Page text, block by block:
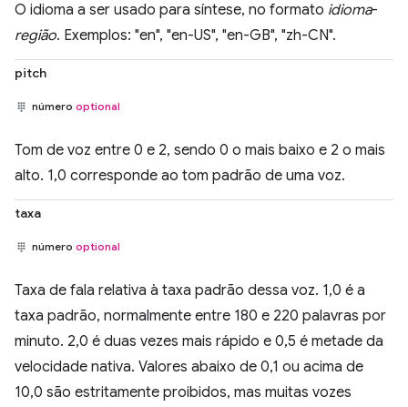
O idioma a ser usado para síntese, no formato idioma-
região. Exemplos: "en", "en-US", "en-GB", "zh-CN".
pitch
número optional
Tom de voz entre 0 e 2, sendo 0 o mais baixo e 2 o mais
alto. 1,0 corresponde ao tom padrão de uma voz.
taxa
número optional
Taxa de fala relativa à taxa padrão dessa voz. 1,0 é a
taxa padrão, normalmente entre 180 e 220 palavras por
minuto. 2,0 é duas vezes mais rápido e 0,5 é metade da
velocidade nativa. Valores abaixo de 0,1 ou acima de
10,0 são estritamente proibidos, mas muitas vozes